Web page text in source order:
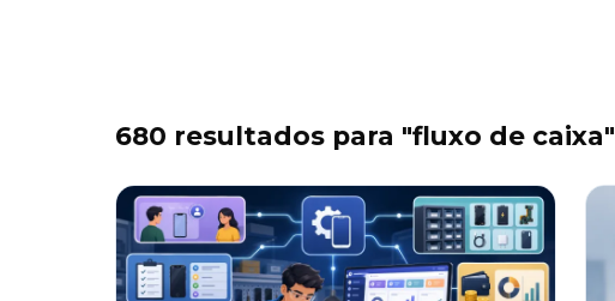
680 resultados para "fluxo de caixa"